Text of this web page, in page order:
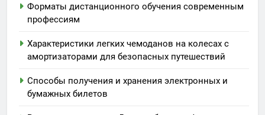
Форматы дистанционного обучения современным
профессиям
Характеристики легких чемоданов на колесах с
амортизаторами для безопасных путешествий
Способы получения и хранения электронных и
бумажных билетов